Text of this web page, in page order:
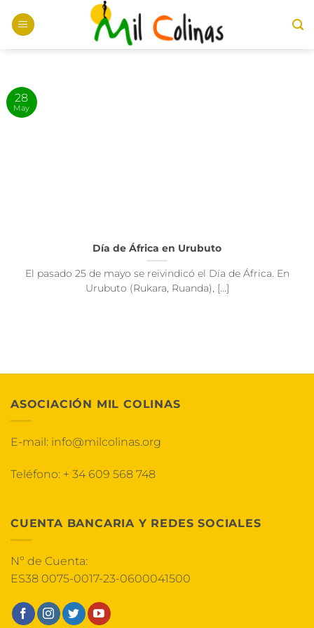
Día de África en Urubuto
El pasado 25 de mayo se reivindicó el Día de África. En
Urubuto (Rukara, Ruanda), [...]
28
May
ASOCIACIÓN MIL COLINAS
E-mail: info@milcolinas.org
Teléfono: + 34 609 568 748
CUENTA BANCARIA Y REDES SOCIALES
Nº de Cuenta:
ES38 0075-0017-23-0600041500